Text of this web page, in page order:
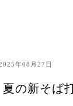
年08月27日
の新そば